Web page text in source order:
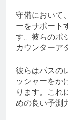
守備において
ーをサポート
す。彼らのポ
カウンターア
彼らはパスの
ッシャーをか
ります。これ
めの良い予測